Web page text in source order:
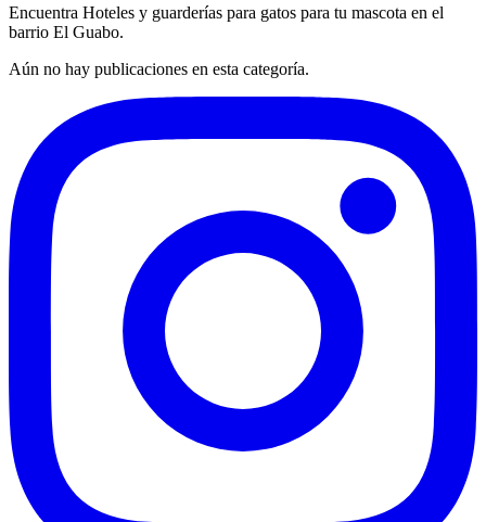
Encuentra Hoteles y guarderías para gatos para tu mascota en el
barrio El Guabo.
Aún no hay publicaciones en esta categoría.